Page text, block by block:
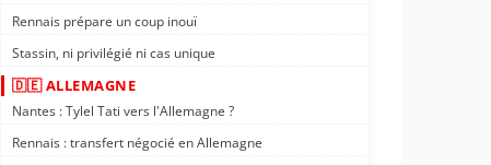
Rennais prépare un coup inouï
Stassin, ni privilégié ni cas unique
🇩🇪 ALLEMAGNE
Nantes : Tylel Tati vers l'Allemagne ?
Rennais : transfert négocié en Allemagne